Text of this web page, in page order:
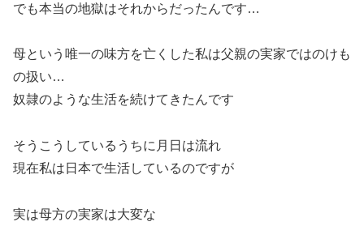
でも本当の地獄はそれからだったんです…
母という唯一の味方を亡くした私は父親の実家ではのけも
の扱い…
奴隷のような生活を続けてきたんです
そうこうしているうちに月日は流れ
現在私は日本で生活しているのですが
実は母方の実家は大変な